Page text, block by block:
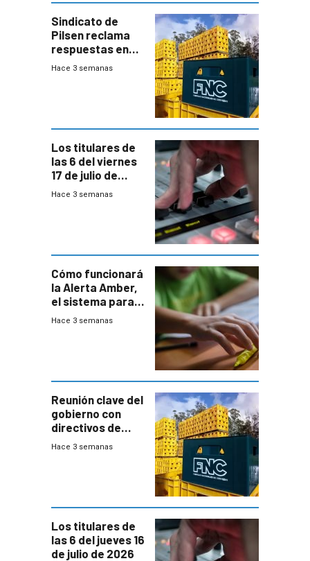
Sindicato de
Pilsen reclama
respuestas en
medio de
Hace 3 semanas
Los titulares de
las 6 del viernes
17 de julio de
2026
Hace 3 semanas
Cómo funcionará
la Alerta Amber,
el sistema para
la búsqueda
Hace 3 semanas
Reunión clave del
gobierno con
directivos de
Fábricas
Hace 3 semanas
Los titulares de
las 6 del jueves 16
de julio de 2026